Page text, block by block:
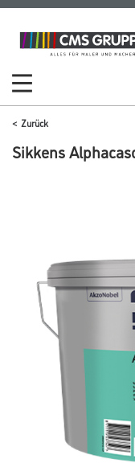
Zum
Inhalt
Zum
Navigationsmenü
Zurück
Sikkens